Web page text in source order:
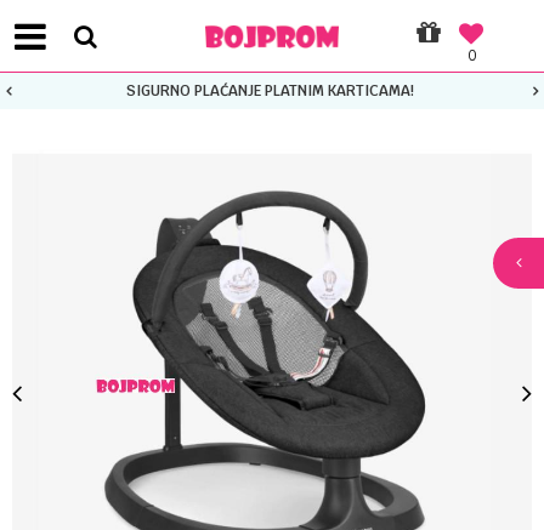
0
SIGURNO PLAĆANJE PLATNIM KARTICAMA!